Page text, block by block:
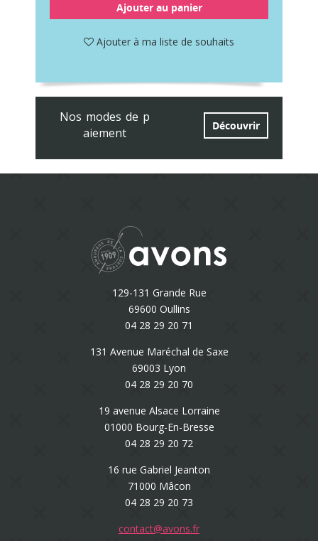
Ajouter au panier
Ajouter à ma liste de souhaits
Nos modes de p
aiement
Découvrir
129-131 Grande Rue
69600 Oullins
04 28 29 20 71
131 Avenue Maréchal de Saxe
69003 Lyon
04 28 29 20 70
19 avenue Alsace Lorraine
01000 Bourg-En-Bresse
04 28 29 20 72
16 rue Gabriel Jeanton
71000 Mâcon
04 28 29 20 73
contact@avons.fr